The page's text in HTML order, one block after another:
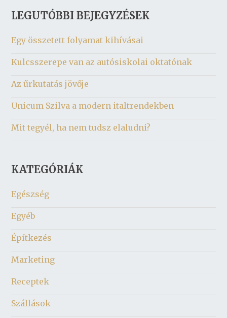
LEGUTÓBBI BEJEGYZÉSEK
Egy összetett folyamat kihívásai
Kulcsszerepe van az autósiskolai oktatónak
Az űrkutatás jövője
Unicum Szilva a modern italtrendekben
Mit tegyél, ha nem tudsz elaludni?
KATEGÓRIÁK
Egészség
Egyéb
Építkezés
Marketing
Receptek
Szállások